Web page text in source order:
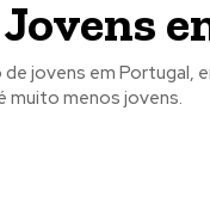
jovens em Portugal,
muito menos jovens.